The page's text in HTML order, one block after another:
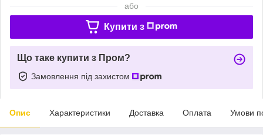
або
Купити з
Що таке купити з Пром?
Замовлення під захистом
Опис Характеристики Доставка Оплата Умови